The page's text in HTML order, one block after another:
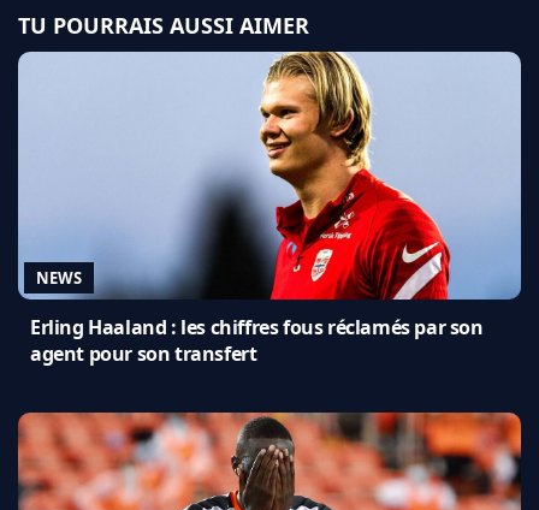
TU POURRAIS AUSSI AIMER
NEWS
Erling Haaland : les chiffres fous réclamés par son
agent pour son transfert